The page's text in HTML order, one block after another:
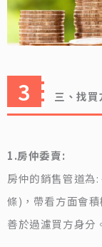
三、找
1.房仲委賣:
房仲的銷售管道為
條)，帶看方面會
善於過濾買方身分